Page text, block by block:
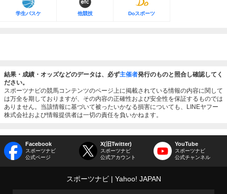
学生バスケ 他競技 Doスポーツ
結果・成績・オッズなどのデータは、必ず主催者発行のものと照合し確認してく
ださい。
スポーツナビの競馬コンテンツのページ上に掲載されている情報の内容に関して
は万全を期しておりますが、その内容の正確性および安全性を保証するものでは
ありません。当該情報に基づいて被ったいかなる損害についても、LINEヤフー
株式会社および情報提供者は一切の責任を負いかねます。
Facebook
スポーツナビ
公式ページ
X(旧Twitter)
スポーツナビ
公式アカウント
YouTube
スポーツナビ
公式チャンネル
スポーツナビ Yahoo! JAPAN